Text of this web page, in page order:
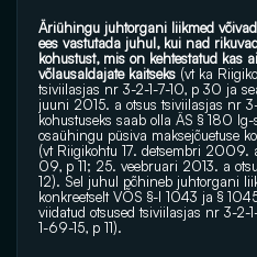
Äriühingu juhtorgani liikmed
ees vastutada juhul, kui nad
kohustust, mis on kehtestatud kas
võlausaldajate kaitseks (vt ka
tsiviilasjas nr 3-2-1-7-10, p 30 ja
juuni 2015. a otsus tsiviilasjas nr
kohustuseks saab olla ÄS § 180
osaühingu püsiva maksejõuetuse
(vt Riigikohtu 17. detsembri 2009.
09, p 11; 25. veebruari 2013. a
12). Sel juhul põhineb juhtorgani
konkreetselt VÕS §-l 1043 ja §
viidatud otsused tsiviilasjas nr 3-
1-69-15, p 11).